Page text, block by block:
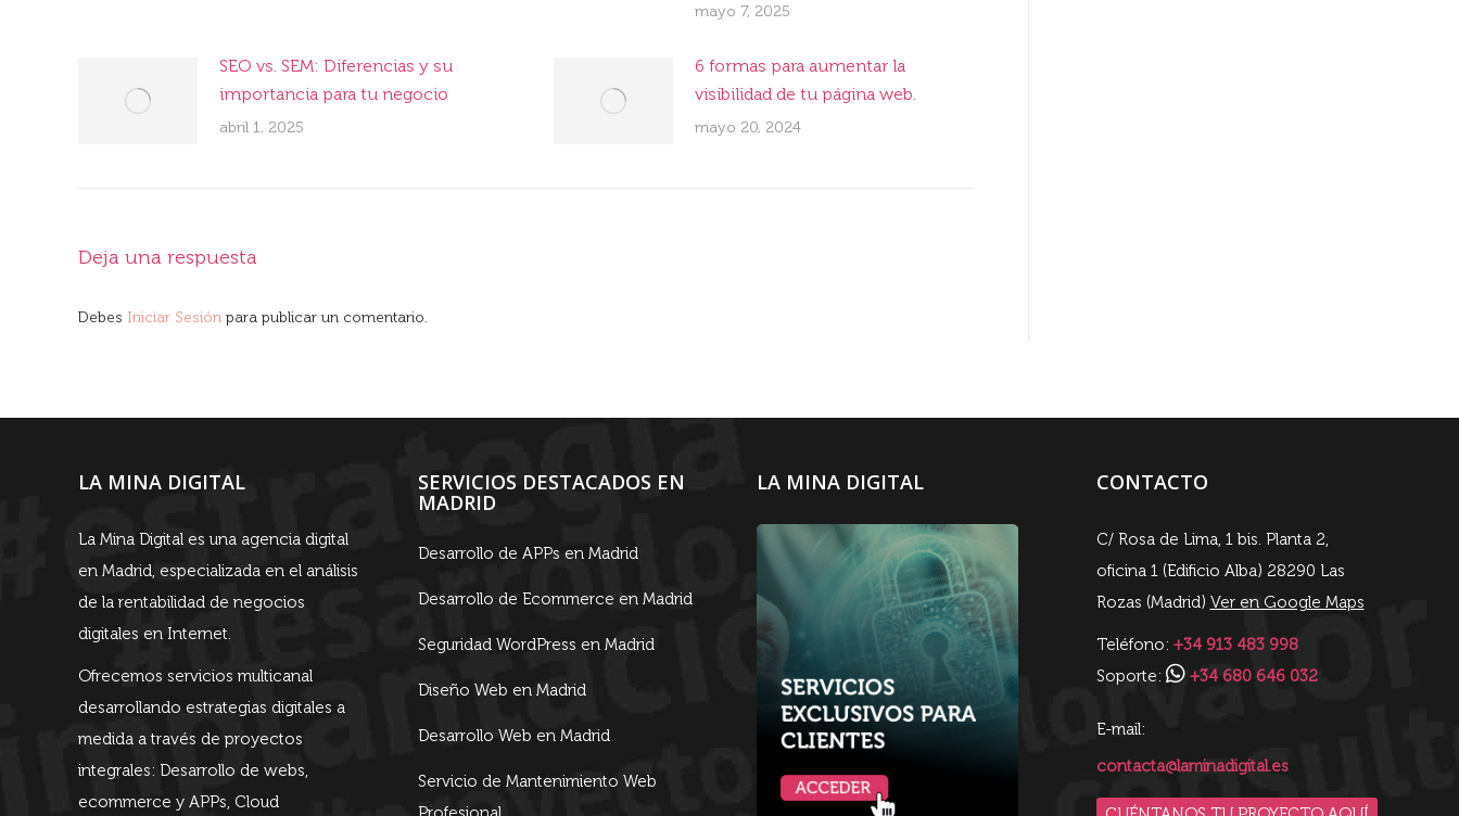
mayo 7, 2025
SEO vs. SEM: Diferencias y su
importancia para tu negocio
abril 1, 2025
6 formas para aumentar la
visibilidad de tu página web.
mayo 20, 2024
Deja una respuesta
Debes Iniciar Sesión para publicar un comentario.
LA MINA DIGITAL
La Mina Digital es una agencia digital
en Madrid, especializada en el análisis
de la rentabilidad de negocios
digitales en Internet.
Ofrecemos servicios multicanal
desarrollando estrategias digitales a
medida a través de proyectos
integrales: Desarrollo de webs,
ecommerce y APPs, Cloud
SERVICIOS DESTACADOS EN
MADRID
Desarrollo de APPs en Madrid
Desarrollo de Ecommerce en Madrid
Seguridad WordPress en Madrid
Diseño Web en Madrid
Desarrollo Web en Madrid
Servicio de Mantenimiento Web
LA MINA DIGITAL CONTACTO
C/ Rosa de Lima, 1 bis. Planta 2,
oficina 1 (Edificio Alba) 28290 Las
Rozas (Madrid) Ver en Google Maps
Teléfono: +34 913 483 998
Soporte:
+34 680 646 032
E-mail:
contacta@laminadigital.es